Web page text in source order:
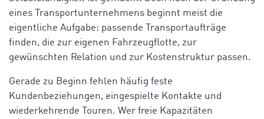
eines Transportunternehmens beginnt meist die
eigentliche Aufgabe: passende Transportaufträge
finden, die zur eigenen Fahrzeugflotte, zur
gewünschten Relation und zur Kostenstruktur passen.
Gerade zu Beginn fehlen häufig feste
Kundenbeziehungen, eingespielte Kontakte und
wiederkehrende Touren. Wer freie Kapazitäten